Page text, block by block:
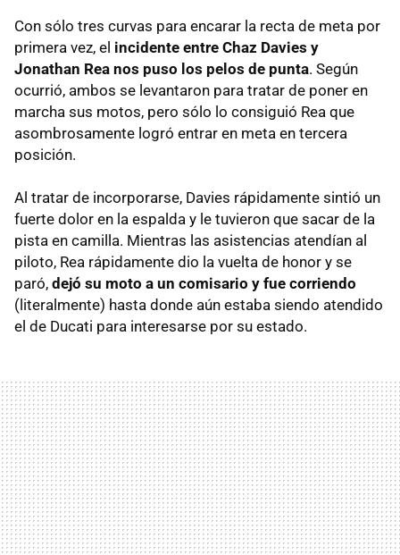
Con sólo tres curvas para encarar la recta de meta por
primera vez, el incidente entre Chaz Davies y
Jonathan Rea nos puso los pelos de punta. Según
ocurrió, ambos se levantaron para tratar de poner en
marcha sus motos, pero sólo lo consiguió Rea que
asombrosamente logró entrar en meta en tercera
posición.
Al tratar de incorporarse, Davies rápidamente sintió un
fuerte dolor en la espalda y le tuvieron que sacar de la
pista en camilla. Mientras las asistencias atendían al
piloto, Rea rápidamente dio la vuelta de honor y se
paró, dejó su moto a un comisario y fue corriendo
(literalmente) hasta donde aún estaba siendo atendido
el de Ducati para interesarse por su estado.